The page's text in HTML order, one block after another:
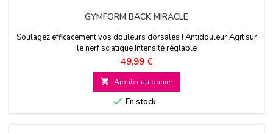
GYMFORM BACK MIRACLE
Soulagez efficacement vos douleurs dorsales ! Antidouleur Agit sur
le nerf sciatique Intensité réglable
Prix
49,99 €
 Ajouter au panier
 En stock